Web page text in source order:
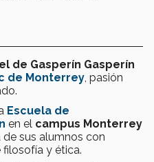
de Gasperín Gasperín
de Monterrey , pasión
Escuela de
en el campus Monterrey
sus alumnos con
y ética.